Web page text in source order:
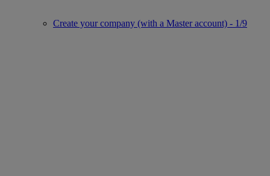
Create your company (with a Master account) - 1/9